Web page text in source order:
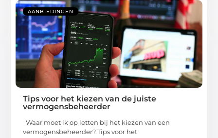
AANBIEDINGEN
Tips voor het kiezen van de juiste
vermogensbeheerder
Waar moet ik op letten bij het kiezen van een
vermogensbeheerder? Tips voor het